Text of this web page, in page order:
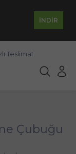
İNDİR
Teslimat
Çubuğu